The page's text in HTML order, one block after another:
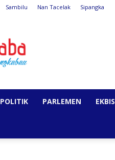
Sambilu Nan Tacelak Sipangka
POLITIK PARLEMEN EKBIS